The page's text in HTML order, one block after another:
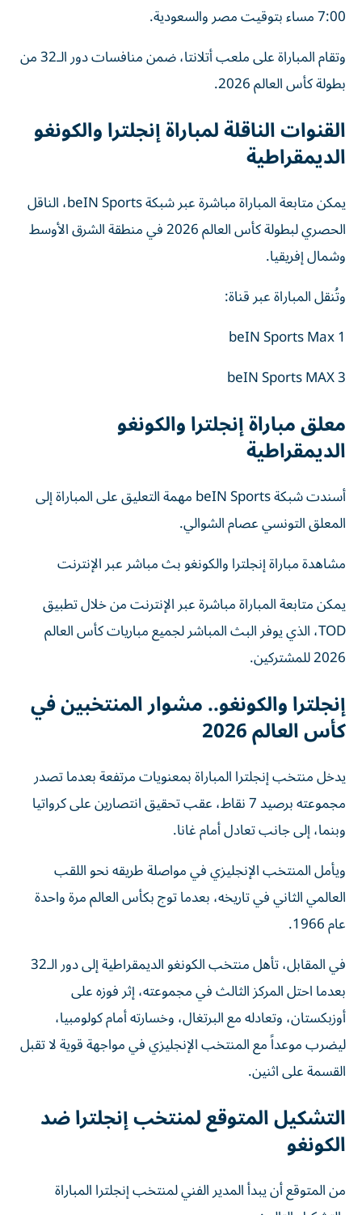
7:00 مساء بتوقيت مصر والسعودية.
وتقام المباراة على ملعب أتلانتا، ضمن منافسات دور الـ32 من
بطولة كأس العالم 2026.
القنوات الناقلة لمباراة إنجلترا والكونغو
الديمقراطية
يمكن متابعة المباراة مباشرة عبر شبكة beIN Sports، الناقل
الحصري لبطولة كأس العالم 2026 في منطقة الشرق الأوسط
وشمال إفريقيا.
وتُنقل المباراة عبر قناة:
beIN Sports Max 1
beIN Sports MAX 3
معلق مباراة إنجلترا والكونغو
الديمقراطية
أسندت شبكة beIN Sports مهمة التعليق على المباراة إلى
المعلق التونسي عصام الشوالي.
مشاهدة مباراة إنجلترا والكونغو بث مباشر عبر الإنترنت
يمكن متابعة المباراة مباشرة عبر الإنترنت من خلال تطبيق
TOD، الذي يوفر البث المباشر لجميع مباريات كأس العالم
2026 للمشتركين.
إنجلترا والكونغو.. مشوار المنتخبين في
كأس العالم 2026
يدخل منتخب إنجلترا المباراة بمعنويات مرتفعة بعدما تصدر
مجموعته برصيد 7 نقاط، عقب تحقيق انتصارين على كرواتيا
وبنما، إلى جانب تعادل أمام غانا.
ويأمل المنتخب الإنجليزي في مواصلة طريقه نحو اللقب
العالمي الثاني في تاريخه، بعدما توج بكأس العالم مرة واحدة
عام 1966.
في المقابل، تأهل منتخب الكونغو الديمقراطية إلى دور الـ32
بعدما احتل المركز الثالث في مجموعته، إثر فوزه على
أوزبكستان، وتعادله مع البرتغال، وخسارته أمام كولومبيا،
ليضرب موعداً مع المنتخب الإنجليزي في مواجهة قوية لا تقبل
القسمة على اثنين.
التشكيل المتوقع لمنتخب إنجلترا ضد
الكونغو
من المتوقع أن يبدأ المدير الفني لمنتخب إنجلترا المباراة